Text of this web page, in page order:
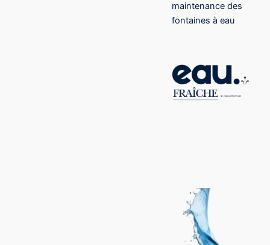
maintenance des
fontaines à eau